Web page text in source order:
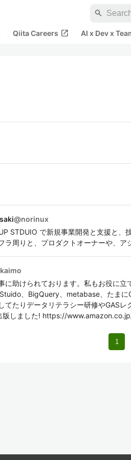
search
Qiita Careers open_in_new AI x Dev x
@norinux
STDUIO で新規事業開発と支援と、
ラ周りと、プロダクトオーナーや、ア
に助けられております。私もお役に
、BigQuery、metabase、たまに
てたりデータリテラシー研修やGAS
版しました! https://
1